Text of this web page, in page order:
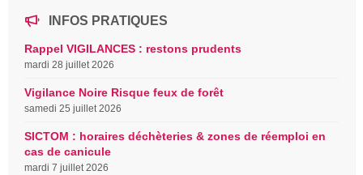
INFOS PRATIQUES
Rappel VIGILANCES : restons prudents
mardi 28 juillet 2026
Vigilance Noire Risque feux de forêt
samedi 25 juillet 2026
SICTOM : horaires déchèteries & zones de réemploi en
cas de canicule
mardi 7 juillet 2026